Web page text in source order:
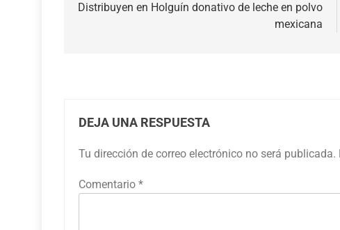
de
Distribuyen en Holguín donativo de leche en polvo
mexicana
DEJA UNA RESPUESTA
Tu dirección de correo electrónico no será publicada.
Comentario *